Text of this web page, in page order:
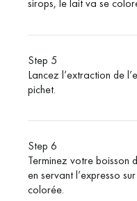
sirops, le lait va se
Step 5
Lancez l’extraction de
pichet.
Step 6
Terminez votre boisson
en servant l’expresso
colorée.